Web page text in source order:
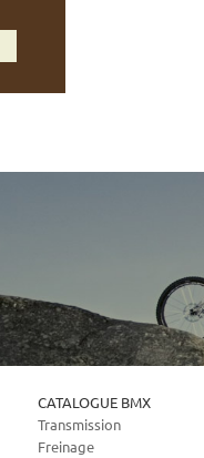
CATALOGUE BMX
Transmission
Freinage